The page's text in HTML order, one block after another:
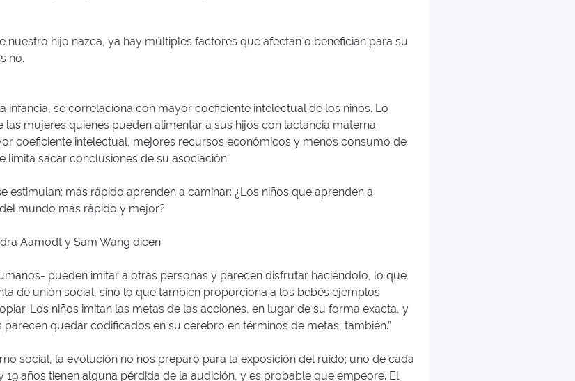
nuestro hijo nazca, ya hay múltiples factores que afectan o benefician para su
no.
infancia, se correlaciona con mayor coeficiente intelectual de los niños. Lo
mujeres quienes pueden alimentar a sus hijos con lactancia materna
coeficiente intelectual, mejores recursos económicos y menos consumo de
limita sacar conclusiones de su asociación.
estimulan; más rápido aprenden a caminar: ¿Los niños que aprenden a
mundo más rápido y mejor?
Aamodt y Sam Wang dicen:
pueden imitar a otras personas y parecen disfrutar haciéndolo, lo que
de unión social, sino lo que también proporciona a los bebés ejemplos
Los niños imitan las metas de las acciones, en lugar de su forma exacta, y
quedar codificados en su cerebro en términos de metas, también.”
social, la evolución no nos preparó para la exposición del ruido; uno de cada
años tienen alguna pérdida de la audición, y es probable que empeore. El